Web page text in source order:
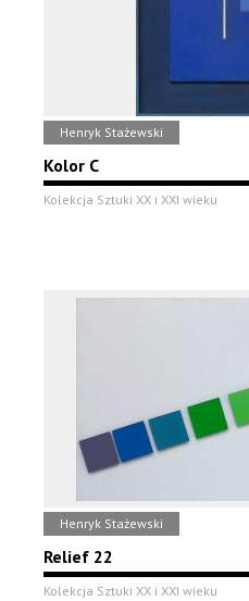
Henryk Stażewski
Kolor C
Kolekcja Sztuki XX i XXI wieku
Henryk Stażewski
Relief 22
Kolekcja Sztuki XX i XXI wieku